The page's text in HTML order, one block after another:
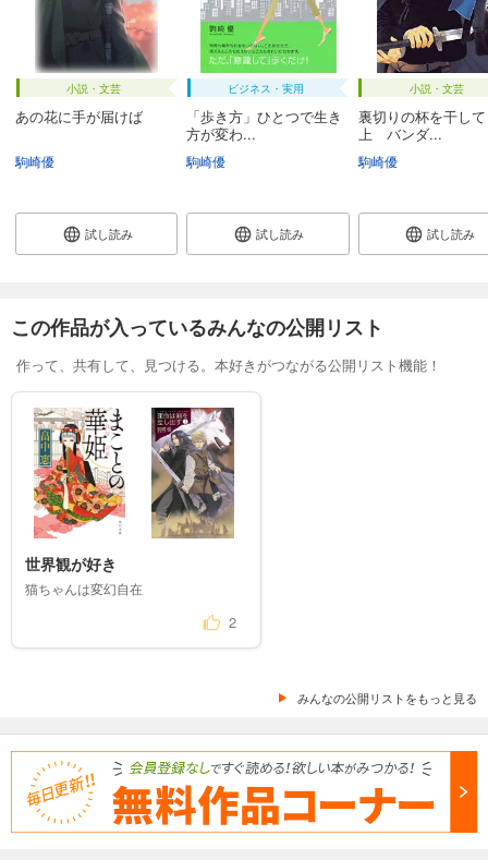
小説・文芸
あの花に手が届けば
駒崎優
試し読み
ビジネス・実用
「歩き方」ひとつで生き
方が変わ...
駒崎優
試し読み
小説・文芸
裏切りの杯を干し
上 バンダ...
駒崎優
試し読み
この作品が入っているみんなの公開リスト
作って、共有して、見つける。本好きがつながる公開リスト機能！
世界観が好き
猫ちゃんは変幻自在
2
みんなの公開リストをもっと見る